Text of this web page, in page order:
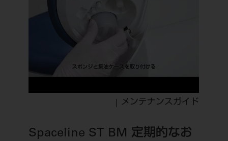
メンテナンスガイド
Spaceline ST BM 定期的なお